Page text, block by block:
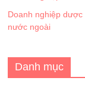
Doanh nghiệp
nước ngoài
Danh mục